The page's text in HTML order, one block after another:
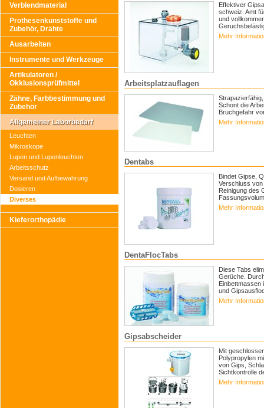
Verblendmaterial
Prothesenkunststoffe und
Zubehör, Drähte
Ausarbeiten
Instrumente und Werkzeuge
Artikulatoren /
Okklusionsprüfmittel
Zähne, Farbbestimmung und
Zubehör
Allgemeiner Laborbedarf
Leuchten
Mikroskope
Lupen und Lupenleuchten
Arbeitsschutz
Versand und Aufbewahrung
Dosieren
Diverses
Kieferorthopädie
Effektiver
schweiz. Amt
und
Mehr
Arbeitsplatzauflagen
Schont die
Bruchgefahr
Mehr
Dentabs
Bindet Gipse,
Verschluss
Reinigung des
Mehr
DentaFlocTabs
Diese Tabs
Gerüche.
Einbettmassen
und
Mehr
Gipsabscheider
Mit
Polypropylen
von Gips,
Sichtkontrolle
Mehr